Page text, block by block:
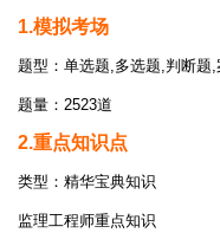
1.模拟考场
题型：单选题,多选题,判断题
题量：2523道
2.重点知识点
类型：精华宝典知识
监理工程师重点知识